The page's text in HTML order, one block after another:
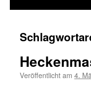
Veröffentlicht am 4.